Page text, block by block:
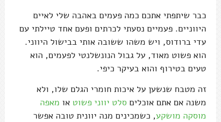
כבר שיתפתי אתכם כמה פעמים באהבה שלי לאיים
היווניים. פעמיים נסעתי לכרתים ופעם אחד טיילתי עם
עדי ברודוס, ויש משהו ששובה אותי בבישול היווני.
הוא פשוט מאוד, על גבול הנונשלנטי לפעמים, הוא
טעים בטירוף והוא בעיקר כיפי.
זה מטבח שנשען על איכות חומרי הגלם שלו, ולא
משנה אם אתם אוכלים סלט יווני פשוט או מאפה
מוסקה מושקע, כשמכינים מנה יוונית טובה אפשר